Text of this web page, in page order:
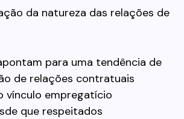
da natureza das relações de
para uma tendência de
de relações contratuais
vínculo empregatício
que respeitados